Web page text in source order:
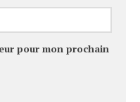
pour mon prochain